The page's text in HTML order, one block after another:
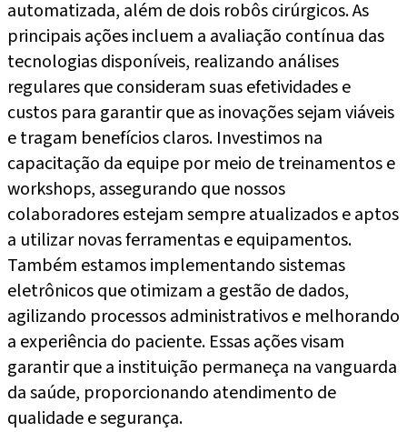
automatizada, além de dois robôs cirúrgicos. As
principais ações incluem a avaliação contínua das
tecnologias disponíveis, realizando análises
regulares que consideram suas efetividades e
custos para garantir que as inovações sejam viáveis
e tragam benefícios claros. Investimos na
capacitação da equipe por meio de treinamentos e
workshops, assegurando que nossos
colaboradores estejam sempre atualizados e aptos
a utilizar novas ferramentas e equipamentos.
Também estamos implementando sistemas
eletrônicos que otimizam a gestão de dados,
agilizando processos administrativos e melhorando
a experiência do paciente. Essas ações visam
garantir que a instituição permaneça na vanguarda
da saúde, proporcionando atendimento de
qualidade e segurança.